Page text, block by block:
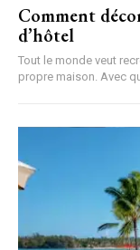
Comment
d’hôtel
Tout le monde veut
propre maison. Avec